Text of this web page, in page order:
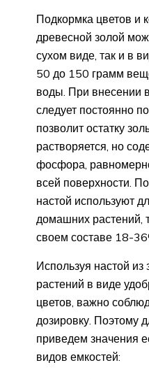
Подкормка цветов и
древесной золой
сухом виде, так и в
50 до 150 грамм
воды. При внесении
следует постоянно
позволит остатку
растворяется, но
фосфора,
всей поверхности.
настой используют
домашних растений,
своем составе 18-
Используя настой
растений в виде
цветов, важно
дозировку. Поэтому
приведем значения
видов емкостей: